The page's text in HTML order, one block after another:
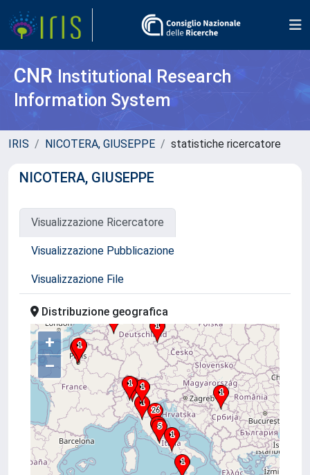
CNR Institutional Research
Information System
IRIS NICOTERA, GIUSEPPE statistiche ricercatore
NICOTERA, GIUSEPPE
Visualizzazione Ricercatore
Visualizzazione Pubblicazione
Visualizzazione File
Distribuzione geografica
+
–